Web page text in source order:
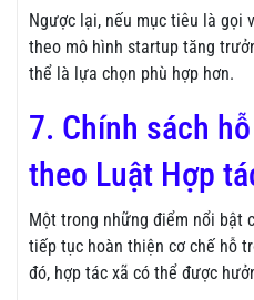
Ngược lại, nếu mục tiêu là gọi
theo mô hình startup tăng
thể là lựa chọn phù hợp hơn.
7. Chính sách
theo Luật Hợp
Một trong những điểm nổi bật
tiếp tục hoàn thiện cơ chế hỗ
đó, hợp tác xã có thể được